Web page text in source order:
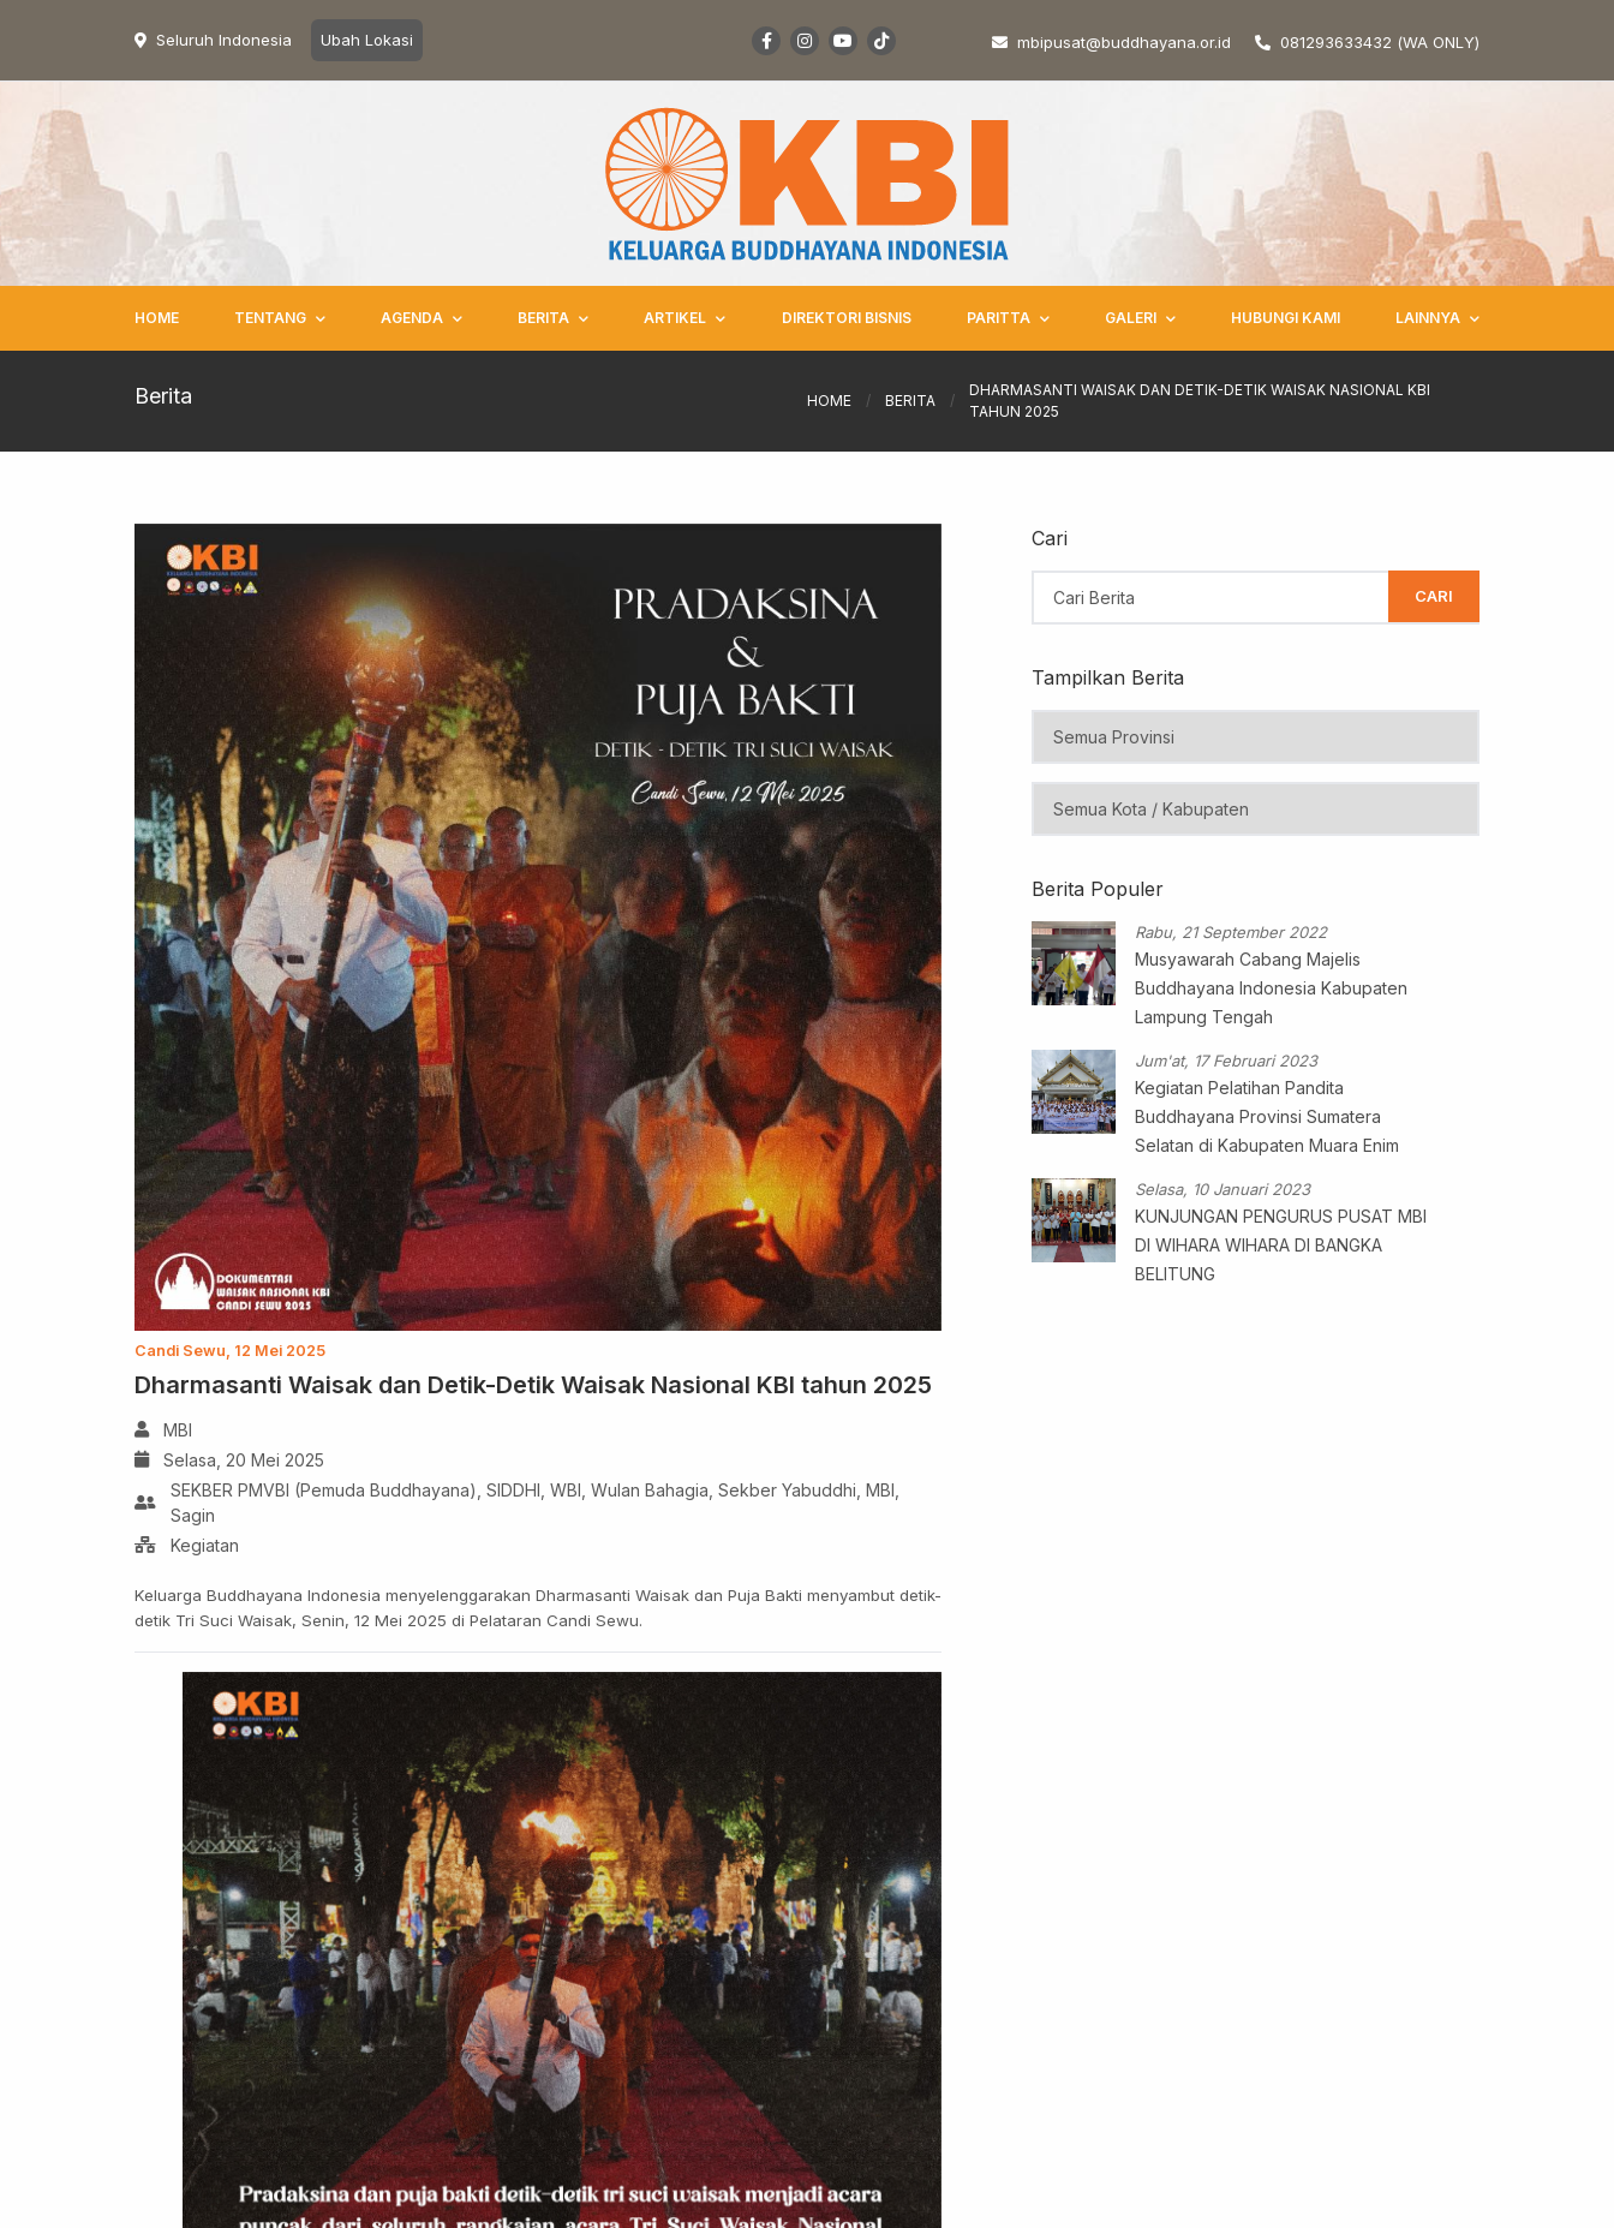
Seluruh Indonesia Ubah Lokasi mbipusat@buddhayana.or.id 081293633432 (WA ONLY)
HOME TENTANG AGENDA BERITA ARTIKEL DIREKTORI BISNIS PARITTA GALERI HUBUNGI KAMI LAINNYA
Berita HOME / BERITA /
DHARMASANTI WAISAK DAN DETIK-DETIK WAISAK NASIONAL KBI
TAHUN 2025
Candi Sewu, 12 Mei 2025
Dharmasanti Waisak dan Detik-Detik Waisak Nasional KBI tahun 2025
MBI
Selasa, 20 Mei 2025
SEKBER PMVBI (Pemuda Buddhayana), SIDDHI, WBI, Wulan Bahagia, Sekber Yabuddhi, MBI,
Sagin
Kegiatan
Keluarga Buddhayana Indonesia menyelenggarakan Dharmasanti Waisak dan Puja Bakti menyambut detik-
detik Tri Suci Waisak, Senin, 12 Mei 2025 di Pelataran Candi Sewu.
Cari
CARI
Tampilkan Berita
Berita Populer
Rabu, 21 September 2022
Musyawarah Cabang Majelis
Buddhayana Indonesia Kabupaten
Lampung Tengah
Jum'at, 17 Februari 2023
Kegiatan Pelatihan Pandita
Buddhayana Provinsi Sumatera
Selatan di Kabupaten Muara Enim
Selasa, 10 Januari 2023
KUNJUNGAN PENGURUS PUSAT MBI
DI WIHARA WIHARA DI BANGKA
BELITUNG